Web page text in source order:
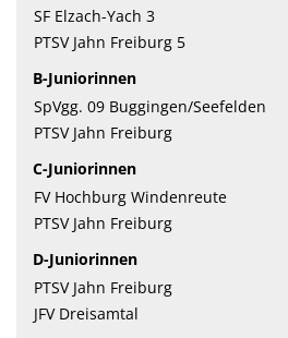
SF Elzach-Yach 3
PTSV Jahn Freiburg 5
B-Juniorinnen
SpVgg. 09 Buggingen/Seefelden
PTSV Jahn Freiburg
C-Juniorinnen
FV Hochburg Windenreute
PTSV Jahn Freiburg
D-Juniorinnen
PTSV Jahn Freiburg
JFV Dreisamtal